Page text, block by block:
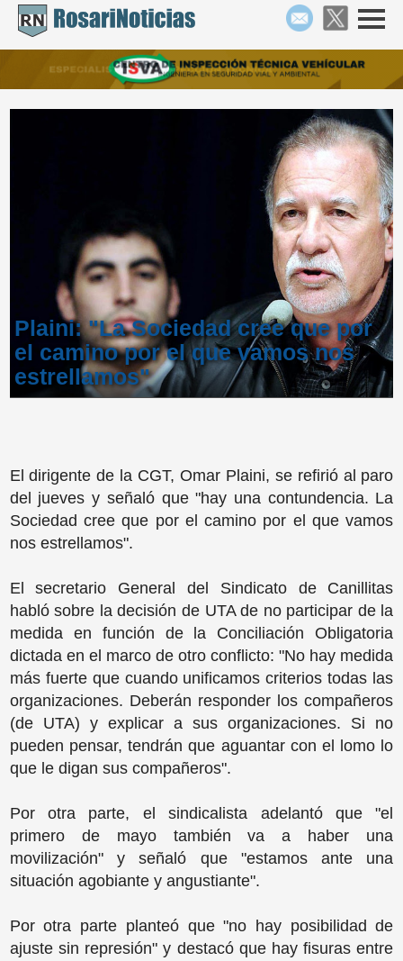
Plaini: "La Sociedad cree que por
el camino por el que vamos nos
estrellamos"
El dirigente de la CGT, Omar Plaini, se refirió al paro
del jueves y señaló que "hay una contundencia. La
Sociedad cree que por el camino por el que vamos
nos estrellamos".
El secretario General del Sindicato de Canillitas
habló sobre la decisión de UTA de no participar de la
medida en función de la Conciliación Obligatoria
dictada en el marco de otro conflicto: "No hay medida
más fuerte que cuando unificamos criterios todas las
organizaciones. Deberán responder los compañeros
(de UTA) y explicar a sus organizaciones. Si no
pueden pensar, tendrán que aguantar con el lomo lo
que le digan sus compañeros".
Por otra parte, el sindicalista adelantó que "el
primero de mayo también va a haber una
movilización" y señaló que "estamos ante una
situación agobiante y angustiante".
Por otra parte planteó que "no hay posibilidad de
ajuste sin represión" y destacó que hay fisuras entre